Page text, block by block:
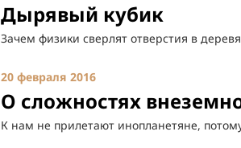
Дырявый кубик
Зачем физики сверлят отверстия в
20 февраля 2016
О сложностях
К нам не прилетают инопланетяне,